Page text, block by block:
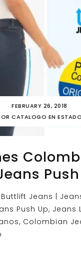
FEBRUARY 26, 2018
CATALOGO EN
Jeans |
Push Up, Jeans
Colombian